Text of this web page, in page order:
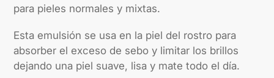
para pieles normales y mixtas.
Esta emulsión se usa en la piel del rostro para
absorber el exceso de sebo y limitar los brillos
dejando una piel suave, lisa y mate todo el día.